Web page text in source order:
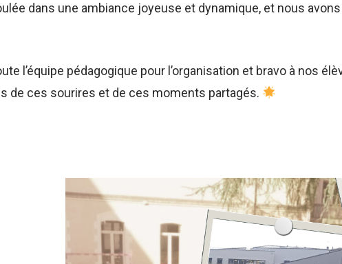
dans une ambiance joyeuse et dynamique, et nous
l’équipe pédagogique pour l’organisation et bravo à nos
de ces sourires et de ces moments partagés.